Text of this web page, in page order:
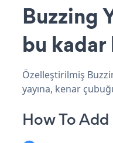
Buzzing
bu kadar
Özelleştirilmiş
yayına, kenar
How To